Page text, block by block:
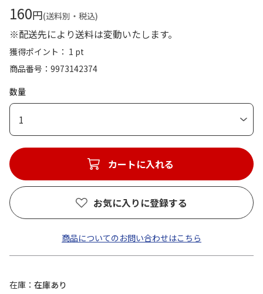
160円(送料別・税込)
※配送先により送料は変動いたします。
獲得ポイント： 1 pt
商品番号
9973142374
数量
1
カートに入れる
お気に入りに登録する
商品についてのお問い合わせはこちら
在庫 在庫あり